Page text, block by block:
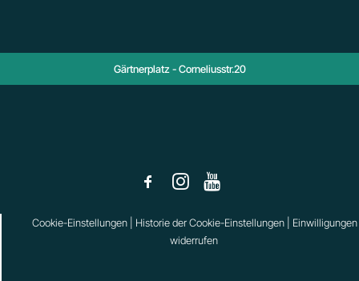
Gärtnerplatz - Corneliusstr.20
Cookie-Einstellungen Historie der Cookie-Einstellungen
Einwilligungen
widerrufen